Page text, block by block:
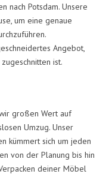
nach Potsdam. Unsere
um eine genaue
Angebot,
ist.
großen Wert auf
Umzug. Unser
kümmert sich um jeden
von der Planung bis hin
deiner Möbel